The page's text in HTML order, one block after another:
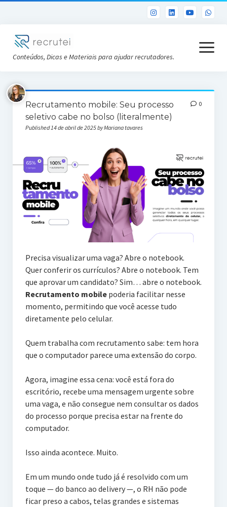
Conteúdos, Dicas e Materiais para ajudar recrutadores.
open
menu
Já sou Cliente
Conheça a Recrutei
Cursos RH gratuitos
Recrutamento mobile: Seu processo
seletivo cabe no bolso (literalmente)
Published 14 de abril de 2025 by Mariana tavares
0
Precisa visualizar uma vaga? Abre o notebook.
Quer conferir os currículos? Abre o notebook. Tem
que aprovar um candidato? Sim… abre o notebook.
Recrutamento mobilepoderia facilitar nesse
momento, permitindo que você acesse tudo
diretamente pelo celular.
Quem trabalha com recrutamento sabe: tem hora
que o computador parece uma extensão do corpo.
Agora, imagine essa cena: você está fora do
escritório, recebe uma mensagem urgente sobre
uma vaga, e não consegue nem consultar os dados
do processo porque precisa estar na frente do
computador.
Isso ainda acontece. Muito.
Em um mundo onde tudo já é resolvido com um
toque — do banco ao delivery —, o RH não pode
ficar preso a cabos, telas grandes e sistemas